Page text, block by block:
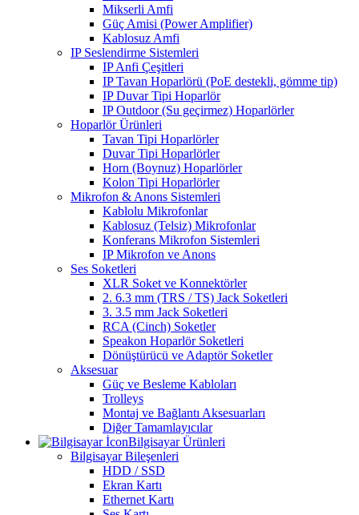
Mikserli Amfi
Güç Amisi (Power Amplifier)
Kablosuz Amfi
IP Seslendirme Sistemleri
IP Anfi Çeşitleri
IP Tavan Hoparlörü (PoE destekli, gömme tip)
IP Duvar Tipi Hoparlör
IP Outdoor (Su geçirmez) Hoparlörler
Hoparlör Ürünleri
Tavan Tipi Hoparlörler
Duvar Tipi Hoparlörler
Horn (Boynuz) Hoparlörler
Kolon Tipi Hoparlörler
Mikrofon & Anons Sistemleri
Kablolu Mikrofonlar
Kablosuz (Telsiz) Mikrofonlar
Konferans Mikrofon Sistemleri
IP Mikrofon ve Anons
Ses Soketleri
XLR Soket ve Konnektörler
2. 6.3 mm (TRS / TS) Jack Soketleri
3. 3.5 mm Jack Soketleri
RCA (Cinch) Soketler
Speakon Hoparlör Soketleri
Dönüştürücü ve Adaptör Soketler
Aksesuar
Güç ve Besleme Kabloları
Trolleys
Montaj ve Bağlantı Aksesuarları
Diğer Tamamlayıcılar
Bilgisayar Ürünleri
Bilgisayar Bileşenleri
HDD / SSD
Ekran Kartı
Ethernet Kartı